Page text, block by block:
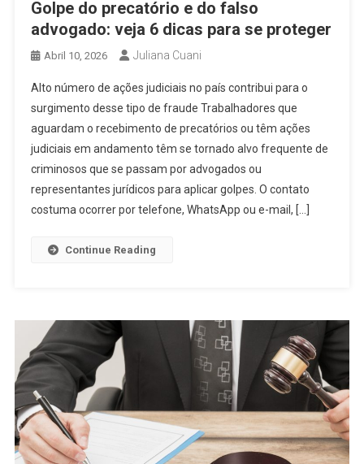
Golpe do precatório e do falso
advogado: veja 6 dicas para se proteger
Abril 10, 2026 Juliana Cuani
Alto número de ações judiciais no país contribui para o
surgimento desse tipo de fraude Trabalhadores que
aguardam o recebimento de precatórios ou têm ações
judiciais em andamento têm se tornado alvo frequente de
criminosos que se passam por advogados ou
representantes jurídicos para aplicar golpes. O contato
costuma ocorrer por telefone, WhatsApp ou e-mail, […]
Continue Reading